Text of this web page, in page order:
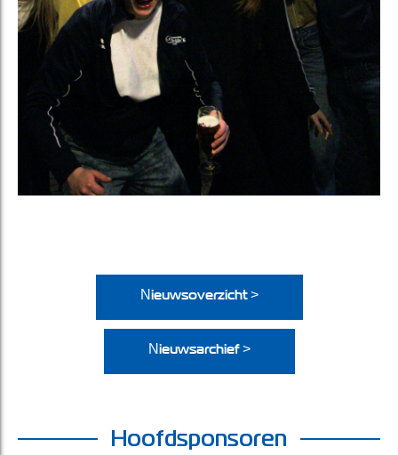
Nieuwsoverzicht >
Nieuwsarchief >
Hoofdsponsoren